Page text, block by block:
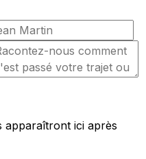
apparaîtront ici après